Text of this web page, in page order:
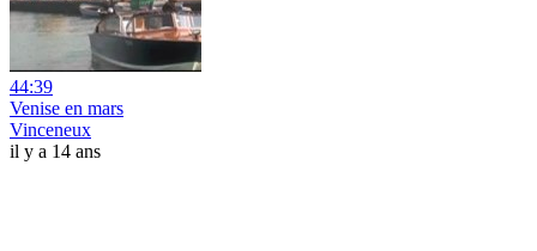
44:39
Venise en mars
Vinceneux
il y a 14 ans